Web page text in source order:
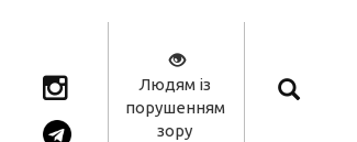
Людям із
порушенням
зору